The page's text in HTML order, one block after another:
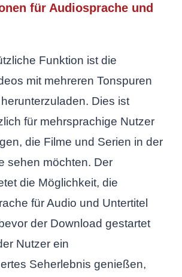
für Audiosprache und
Funktion ist die
mit mehreren Tonspuren
Dies ist
für mehrsprachige Nutzer
die Filme und Serien in der
sehen möchten. Der
die Möglichkeit, die
für Audio und Untertitel
der Download gestartet
Nutzer ein
Seherlebnis genießen,